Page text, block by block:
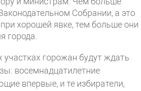
Собрании, а это
хорошей явке, тем больше они
города.
горожан будут ждать
восемнадцатилетние
впервые, и те избиратели,